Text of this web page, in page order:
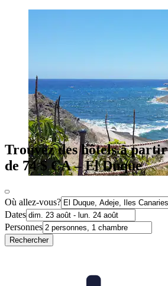
Trouvez des hôtels à partir
de 74 $ CA – El Duque
Où allez-vous?
Dates
Personnes
Rechercher